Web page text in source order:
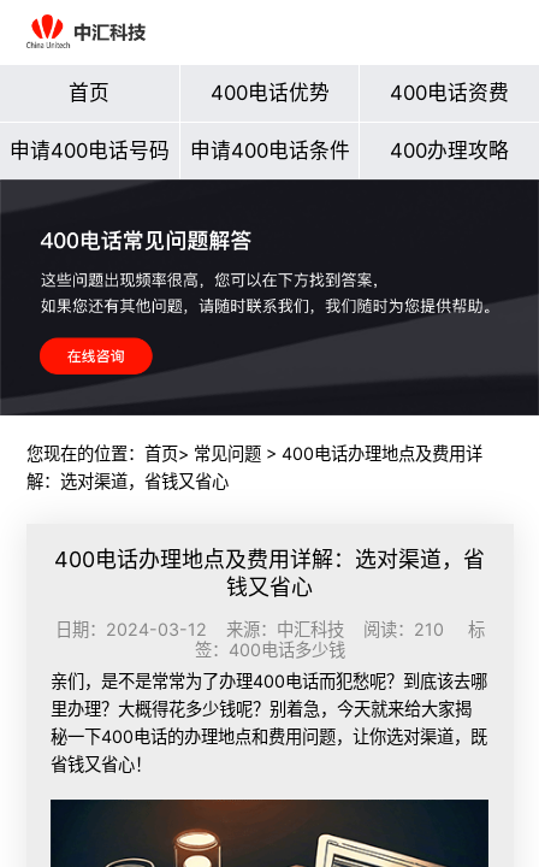
首页 400电话优势 400电话资费
申请400电话号码 申请400电话条件 400办理攻略
您现在的位置： 首页> 常见问题> 400电话办理地点及费用详
解：选对渠道，省钱又省心
400电话办理地点及费用详解：选对渠道，省
钱又省心
日期：2024-03-12 来源：中汇科技 阅读：210 标
签： 400电话多少钱
亲们，是不是常常为了办理400电话而犯愁呢？到底该去哪
里办理？大概得花多少钱呢？别着急，今天就来给大家揭
秘一下400电话的办理地点和费用问题，让你选对渠道，既
省钱又省心！